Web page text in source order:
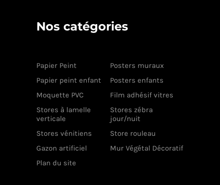
Nos catégories
Papier Peint
Posters muraux
Papier peint enfant
Posters enfants
Moquette PVC
Film adhésif vitres
Stores à lamelle
verticale
Stores zébra
jour/nuit
Stores vénitiens
Store rouleau
Gazon artificiel
Mur Végétal Décoratif
Plan du site